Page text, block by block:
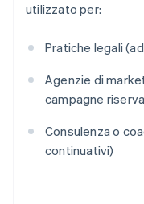
utilizzato per:
Pratiche legali
Agenzie di
campagne
Consulenza o
continuativi)